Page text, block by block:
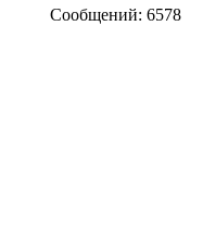
Сообщений: 6578